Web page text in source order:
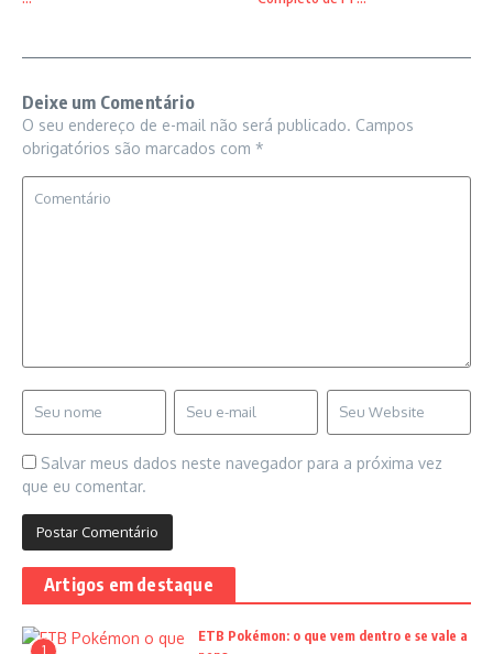
Deixe um Comentário
O seu endereço de e-mail não será publicado. Campos
obrigatórios são marcados com *
Salvar meus dados neste navegador para a próxima vez
que eu comentar.
Artigos em destaque
1
ETB Pokémon: o que vem dentro e se vale a